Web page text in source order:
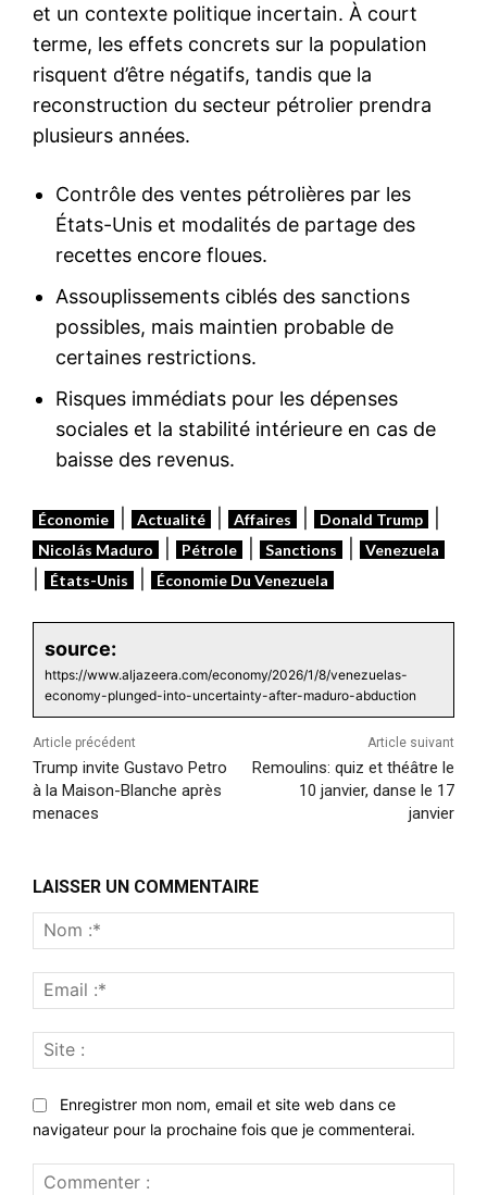
et un contexte politique incertain. À court
terme, les effets concrets sur la population
risquent d’être négatifs, tandis que la
reconstruction du secteur pétrolier prendra
plusieurs années.
Contrôle des ventes pétrolières par les
États-Unis et modalités de partage des
recettes encore floues.
Assouplissements ciblés des sanctions
possibles, mais maintien probable de
certaines restrictions.
Risques immédiats pour les dépenses
sociales et la stabilité intérieure en cas de
baisse des revenus.
Économie Actualité Affaires Donald Trump
Nicolás Maduro Pétrole Sanctions Venezuela
États-Unis Économie Du Venezuela
source:
https://www.aljazeera.com/economy/2026/1/8/venezuelas-
economy-plunged-into-uncertainty-after-maduro-abduction
Article précédent
Trump invite Gustavo Petro
à la Maison-Blanche après
menaces
Article suivant
Remoulins: quiz et théâtre le
10 janvier, danse le 17
janvier
LAISSER UN COMMENTAIRE
:*
:*
:
Enregistrer mon nom, email et site web dans ce
navigateur pour la prochaine fois que je commenterai.